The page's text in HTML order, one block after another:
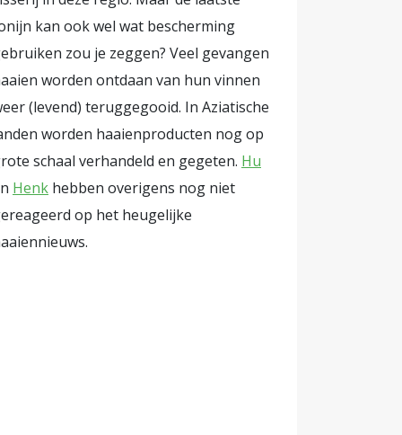
kan ook wel wat bescherming
zou je zeggen? Veel gevangen
worden ontdaan van hun vinnen
(levend) teruggegooid. In Aziatische
worden haaienproducten nog op
schaal verhandeld en gegeten. Hu
Henk hebben overigens nog niet
op het heugelijke